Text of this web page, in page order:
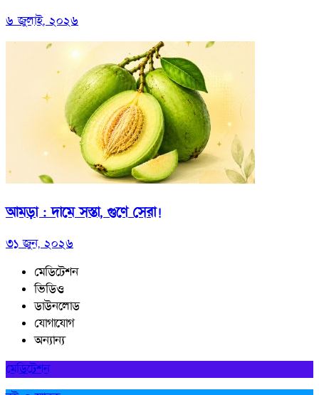
৬ জুলাই, ২০২৬
আমড়া : দামে সস্তা, গুণে সেরা!
৩১ জুন, ২০২৬
মেডিটেশন
ভিডিও
ডাউনলোড
যোগাযোগ
অন্যান্য
মেডিটেশন